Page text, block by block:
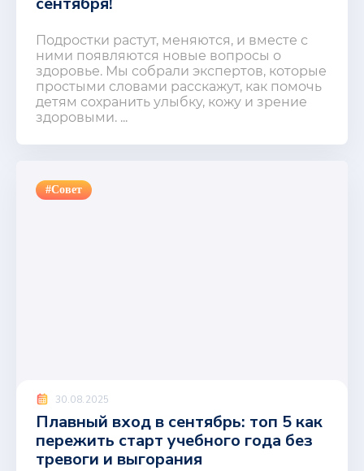
Подростки растут, меняются, и вместе с
ними появляются новые вопросы о
здоровье. Мы собрали экспертов, которые
простыми словами расскажут, как помочь
детям сохранить улыбку, кожу и зрение
здоровыми. ...
#Совет
30.08.2025
Плавный вход в сентябрь: топ 5 как
пережить старт учебного года без
тревоги и выгорания